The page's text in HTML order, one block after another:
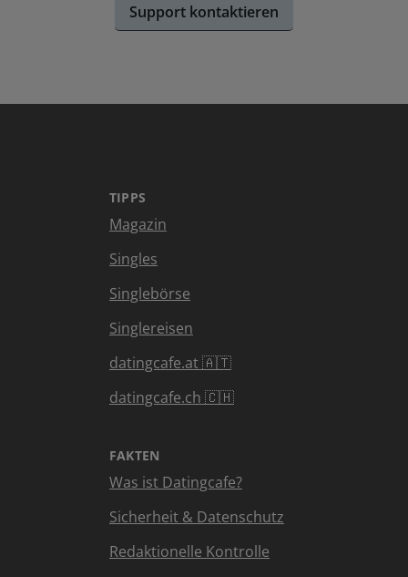
Support kontaktieren
TIPPS
Magazin
Singles
Singlebörse
Singlereisen
datingcafe.at 🇦🇹
datingcafe.ch 🇨🇭
FAKTEN
Was ist Datingcafe?
Sicherheit & Datenschutz
Redaktionelle Kontrolle